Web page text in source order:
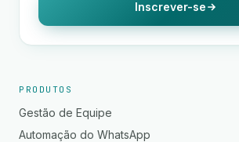
Inscrever-se
PRODUTOS
Gestão de Equipe
Automação do WhatsApp